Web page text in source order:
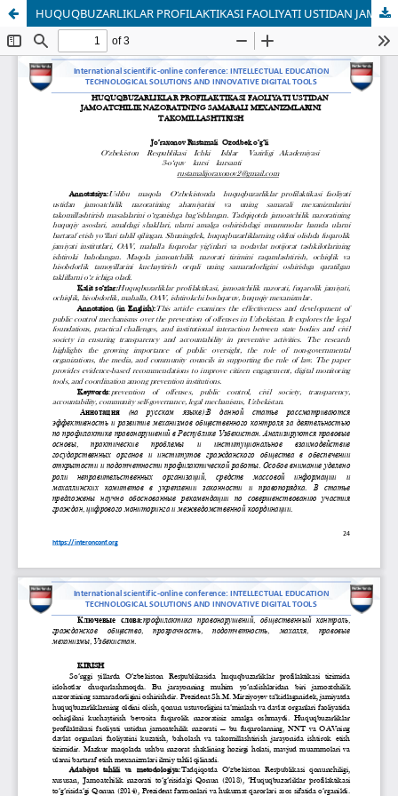
HUQUQBUZARLIKLAR PROFILAKTIKASI FAOLIYATI USTIDAN JAMOATCHILIK NAZORATINING SAMARALI MEXANIZMLARINI TAKOMILLASHTIRISH